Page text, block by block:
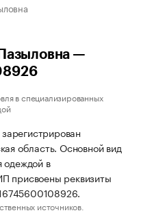
—
в специализированных
область. Основной вид
одеждой в
присвоены реквизиты
источников.